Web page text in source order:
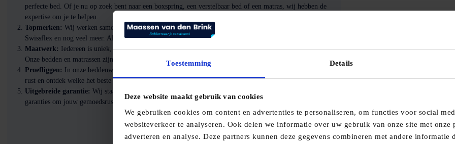
Toestemming Details
Deze website maakt gebruik van cookies
We gebruiken cookies om content en advertenties te personaliseren, om functies voor social
websiteverkeer te analyseren. Ook delen we informatie over uw gebruik van onze site met onze
adverteren en analyse. Deze partners kunnen deze gegevens combineren met andere informatie
perfecte bed. Of je nu op zoek bent naar een boxspring, een verstelbaar bed of een matras, wij hebben de
expertise om je te helpen.
Topmerken: Wij werken samen met gerenommeerde merken zoals Auping, Schramm, Kreamat,
Swissflex en nog veel meer. Al onze producten zijn van de hoogste kwaliteit en duurzaamheid.
Maatwerk: Iedereen is uniek, en daarom bieden wij maatwerkoplossingen voor jouw slaapbehoeften.
Onze bedden en matrassen zijn aanpasbaar aan jouw specifieke voorkeuren.
Proefliggen: In onze beddenwinkel moedigen we proefliggen aan. Test onze bedden en matrassen in alle
rust en ontdek welke het beste bij jou past.
Uitgebreide garantie: Wij staan achter de kwaliteit van onze producten. Daarom bieden wij uitgebreide
garanties om jouw gemoedsrust te waarborgen.